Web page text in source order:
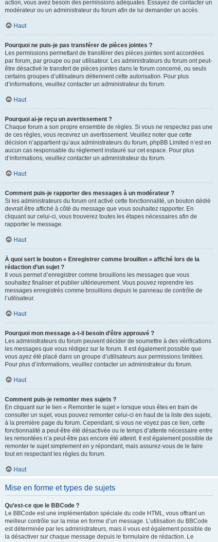
action, vous avez besoin des permissions adéquates. Essayez de contacter un
modérateur ou un administrateur du forum afin de lui demander un accès.
Haut
Pourquoi ne puis-je pas transférer de pièces jointes ?
Les permissions permettant de transférer des pièces jointes sont accordées
par forum, par groupe ou par utilisateur. Les administrateurs du forum ont peut-
être désactivé le transfert de pièces jointes dans le forum concerné, ou seuls
certains groupes d’utilisateurs détiennent cette autorisation. Pour plus
d’informations, veuillez contacter un administrateur du forum.
Haut
Pourquoi ai-je reçu un avertissement ?
Chaque forum a son propre ensemble de règles. Si vous ne respectez pas une
de ces règles, vous recevrez un avertissement. Veuillez noter que cette
décision n’appartient qu’aux administrateurs du forum, phpBB Limited n’est en
aucun cas responsable du règlement instauré sur cet espace. Pour plus
d’informations, veuillez contacter un administrateur du forum.
Haut
Comment puis-je rapporter des messages à un modérateur ?
Si les administrateurs du forum ont activé cette fonctionnalité, un bouton dédié
devrait être affiché à côté du message que vous souhaitez rapporter. En
cliquant sur celui-ci, vous trouverez toutes les étapes nécessaires afin de
rapporter le message.
Haut
À quoi sert le bouton « Enregistrer comme brouillon » affiché lors de la
rédaction d’un sujet ?
Il vous permet d’enregistrer comme brouillons les messages que vous
souhaitez finaliser et publier ultérieurement. Vous pouvez reprendre les
messages enregistrés comme brouillons depuis le panneau de contrôle de
l’utilisateur.
Haut
Pourquoi mon message a-t-il besoin d’être approuvé ?
Les administrateurs du forum peuvent décider de soumettre à des vérifications
les messages que vous rédigez sur le forum. Il est également possible que
vous ayez été placé dans un groupe d’utilisateurs aux permissions limitées.
Pour plus d’informations, veuillez contacter un administrateur du forum.
Haut
Comment puis-je remonter mes sujets ?
En cliquant sur le lien « Remonter le sujet » lorsque vous êtes en train de
consulter un sujet, vous pouvez remonter celui-ci en haut de la liste des sujets,
à la première page du forum. Cependant, si vous ne voyez pas ce lien, cette
fonctionnalité a peut-être été désactivée ou le temps d’attente nécessaire entre
les remontées n’a peut-être pas encore été atteint. Il est également possible de
remonter le sujet simplement en y répondant, mais assurez-vous de le faire
tout en respectant les règles du forum.
Haut
Mise en forme et types de sujets
Qu’est-ce que le BBCode ?
Le BBCode est une implémentation spéciale du code HTML, vous offrant un
meilleur contrôle sur la mise en forme d’un message. L’utilisation du BBCode
est déterminée par les administrateurs, mais il vous est également possible de
la désactiver sur chaque message depuis le formulaire de rédaction. Le